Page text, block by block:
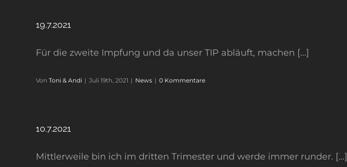
19.7.2021
Für die zweite Impfung und da unser TIP abläuft, machen [...]
Von Toni & Andi | Juli 19th, 2021 | News | 0 Kommentare
10.7.2021
Mittlerweile bin ich im dritten Trimester und werde immer runder. [...]